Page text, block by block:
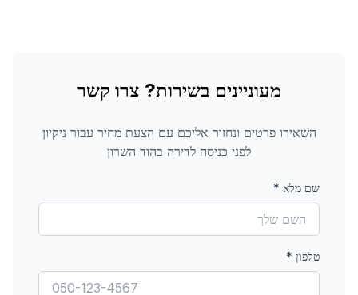
מעוניינים בשירות? צרו קשר
השאירו פרטים ונחזור אליכם עם הצעת מחיר עבור ניקיון
לפני כניסה לדירה בהוד השרון
שם מלא *
טלפון *